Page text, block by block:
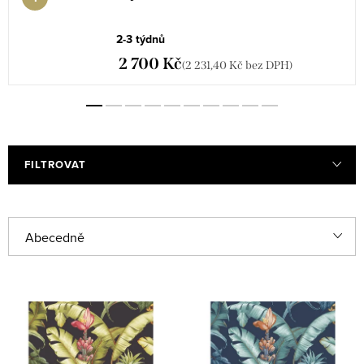
2-3 týdnů
2 700 Kč(2 231,40 Kč bez DPH)
FILTROVAT
ý
a
Abecedně
Nejdražší
Nejprodávanější